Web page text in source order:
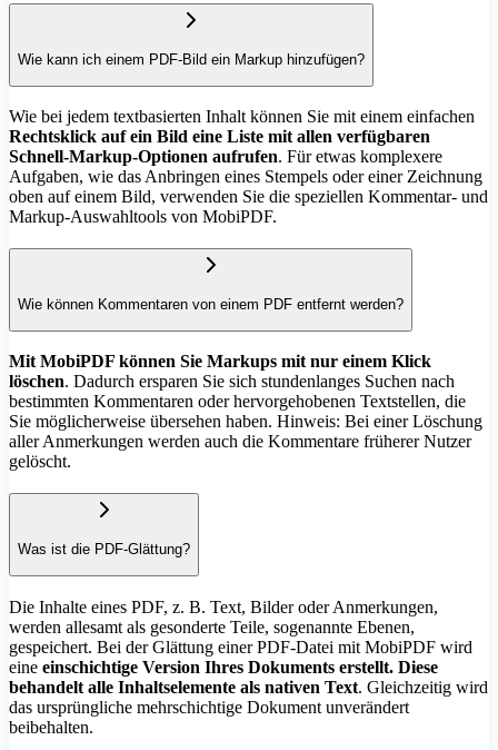
Wie kann ich einem PDF-Bild ein Markup hinzufügen?
Wie bei jedem textbasierten Inhalt können Sie mit einem einfachen
Rechtsklick auf ein Bild eine Liste mit allen verfügbaren
Schnell-Markup-Optionen aufrufen. Für etwas komplexere
Aufgaben, wie das Anbringen eines Stempels oder einer Zeichnung
oben auf einem Bild, verwenden Sie die speziellen Kommentar- und
Markup-Auswahltools von MobiPDF.
Wie können Kommentaren von einem PDF entfernt werden?
Mit MobiPDF können Sie Markups mit nur einem Klick
löschen. Dadurch ersparen Sie sich stundenlanges Suchen nach
bestimmten Kommentaren oder hervorgehobenen Textstellen, die
Sie möglicherweise übersehen haben. Hinweis: Bei einer Löschung
aller Anmerkungen werden auch die Kommentare früherer Nutzer
gelöscht.
Was ist die PDF-Glättung?
Die Inhalte eines PDF, z. B. Text, Bilder oder Anmerkungen,
werden allesamt als gesonderte Teile, sogenannte Ebenen,
gespeichert. Bei der Glättung einer PDF-Datei mit MobiPDF wird
eine einschichtige Version Ihres Dokuments erstellt. Diese
behandelt alle Inhaltselemente als nativen Text. Gleichzeitig wird
das ursprüngliche mehrschichtige Dokument unverändert
beibehalten.